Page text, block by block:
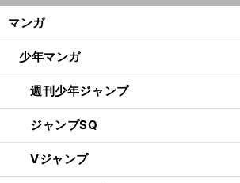
マンガ
少年マンガ
週刊少年ジャンプ
ジャンプSQ
Vジャンプ